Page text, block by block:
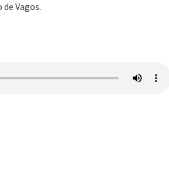
Vagos.